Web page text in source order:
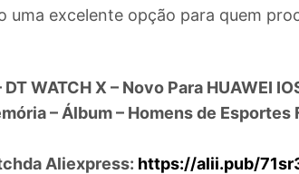
uma excelente opção para quem
WATCH X – Novo Para HUAWEI
– Álbum – Homens de
da Aliexpress: https://alii.pub/